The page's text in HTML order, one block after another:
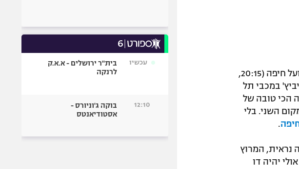
תעלה הערב (שני) למשחק שיסגור את המחזור ה-12 מול הפועל חיפה (20:15,
אחוזי ההצלחה של איביץ' במכבי תל
הכי טובה של
השני. בלי
.
נראית, המרוץ
יהיה דו
עכשיו
בית"ר ירושלים - א.א.ק
לרנקה
12:10
בוקה ג'וניורס -
אסטודיאנטס